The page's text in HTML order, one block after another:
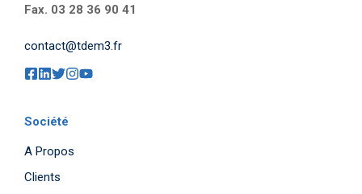
Fax. 03 28 36 90 41
contact@tdem3.fr
Société
A Propos
Clients